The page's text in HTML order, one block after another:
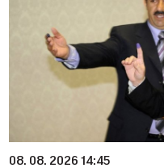
08. 08. 2026 14:45